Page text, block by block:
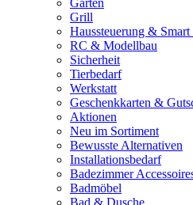
Garten
Grill
Haussteuerung &
RC & Modellbau
Sicherheit
Tierbedarf
Werkstatt
Geschenkkarten &
Aktionen
Neu im Sortiment
Bewusste Alternativen
Installationsbedarf
Badezimmer
Badmöbel
Bad & Dusche